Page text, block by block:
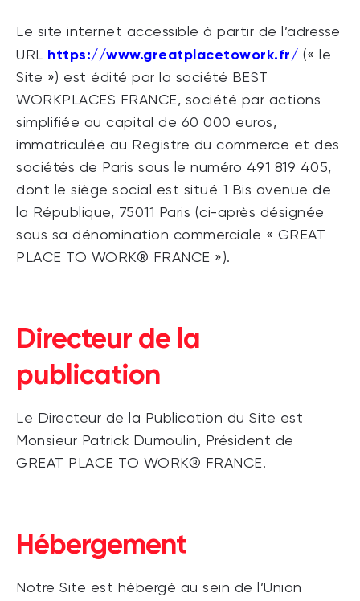
Le site internet accessible à partir de l’adresse
URL https://www.greatplacetowork.fr/ (« le
Site ») est édité par la société BEST
WORKPLACES FRANCE, société par actions
simplifiée au capital de 60 000 euros,
immatriculée au Registre du commerce et des
sociétés de Paris sous le numéro 491 819 405,
dont le siège social est situé 1 Bis avenue de
la République, 75011 Paris (ci-après désignée
sous sa dénomination commerciale « GREAT
PLACE TO WORK® FRANCE »).
Directeur de la
publication
Le Directeur de la Publication du Site est
Monsieur Patrick Dumoulin, Président de
GREAT PLACE TO WORK® FRANCE.
Hébergement
Notre Site est hébergé au sein de l’Union